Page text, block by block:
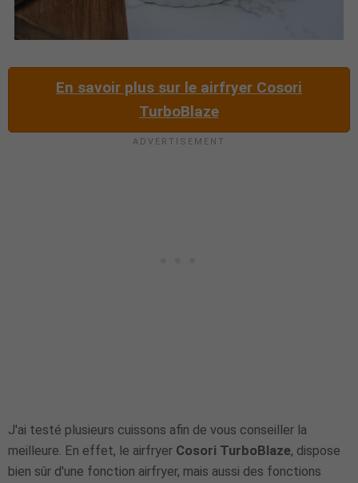
En savoir plus sur le airfryer Cosori
TurboBlaze
J'ai testé plusieurs cuissons afin de vous conseiller la
meilleure. En effet, le airfryer Cosori TurboBlaze, dispose
bien sûr d'une fonction airfryer, mais aussi des fonctions